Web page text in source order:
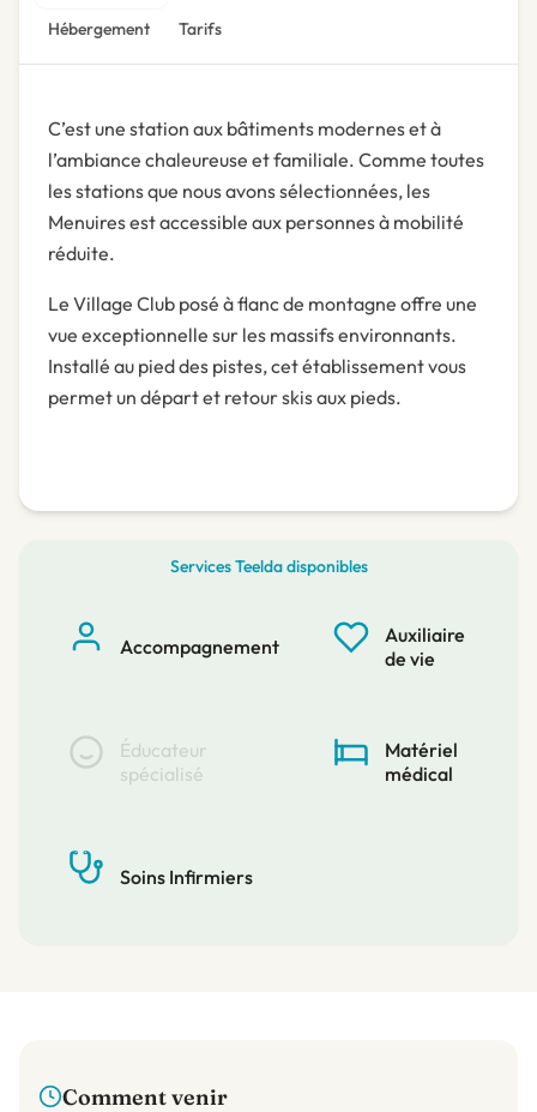
Hébergement
Tarifs
C’est une station aux bâtiments modernes et à
l’ambiance chaleureuse et familiale. Comme toutes
les stations que nous avons sélectionnées, les
Menuires est accessible aux personnes à mobilité
réduite.
Le Village Club posé à flanc de montagne offre une
vue exceptionnelle sur les massifs environnants.
Installé au pied des pistes, cet établissement vous
permet un départ et retour skis aux pieds.
Services Teelda disponibles
Accompagnement
Auxiliaire
de vie
Éducateur
spécialisé
Matériel
médical
Soins Infirmiers
Comment venir